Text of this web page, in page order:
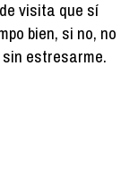
visita que sí
bien, si no, no
estresarme.